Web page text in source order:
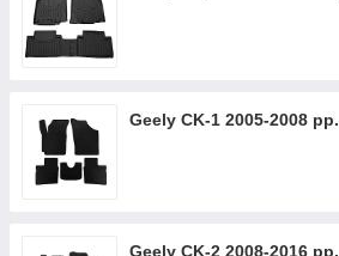
Geely CK-1 2005-2008 рр.
Geely CK-2 2008-2016 рр.